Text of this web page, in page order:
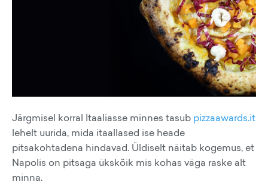
Järgmisel korral Itaaliasse minnes tasub pizzaawards.it
lehelt uurida, mida itaallased ise heade
pitsakohtadena hindavad. Üldiselt näitab kogemus, et
Napolis on pitsaga ükskõik mis kohas väga raske alt
minna.